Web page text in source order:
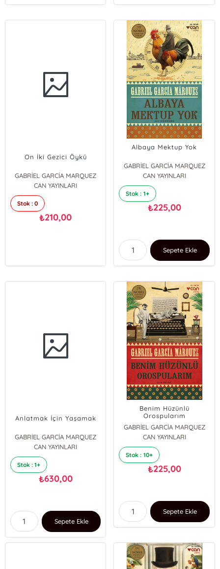
On İki Gezici Öykü
GABRİEL GARCİA MARQUEZ
CAN YAYINLARI
Stok : 0
₺210,00
Albaya Mektup Yok
GABRİEL GARCİA MARQUEZ
CAN YAYINLARI
Stok : 1+
₺225,00
Sepete Ekle
Anlatmak İçin Yaşamak
GABRİEL GARCİA MARQUEZ
CAN YAYINLARI
Stok : 1+
₺630,00
Sepete Ekle
Benim Hüzünlü
Orospularım
GABRİEL GARCİA MARQUEZ
CAN YAYINLARI
Stok : 10+
₺225,00
Sepete Ekle